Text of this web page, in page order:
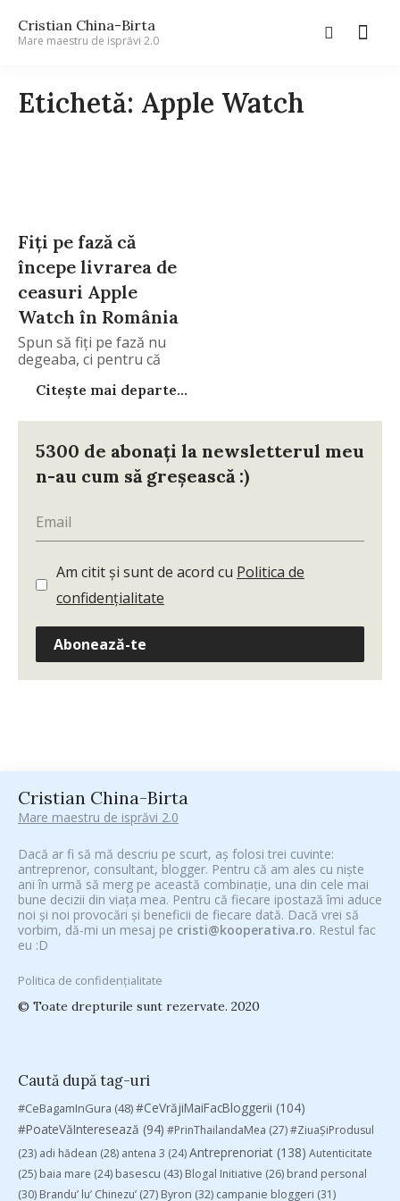
Cristian China-Birta
Mare maestru de isprăvi 2.0
Etichetă: Apple Watch
Fiți pe fază că
începe livrarea de
ceasuri Apple
Watch în România
Spun să fiți pe fază nu
degeaba, ci pentru că
Citește mai departe...
5300 de abonați la newsletterul meu
n-au cum să greșească :)
Am citit și sunt de acord cu Politica de
confidențialitate
Abonează-te
Cristian China-Birta
Mare maestru de isprăvi 2.0
Dacă ar fi să mă descriu pe scurt, aș folosi trei cuvinte:
antreprenor, consultant, blogger. Pentru că am ales cu niște
ani în urmă să merg pe această combinație, una din cele mai
bune decizii din viața mea. Pentru că fiecare ipostază îmi aduce
noi și noi provocări și beneficii de fiecare dată. Dacă vrei să
vorbim, dă-mi un mesaj pe cristi@kooperativa.ro. Restul fac
eu :D
Politica de confidențialitate
© Toate drepturile sunt rezervate. 2020
Caută după tag-uri
#CeBagamInGura (48)#CeVrăjiMaiFacBloggerii (104)
#PoateVăInteresează (94) #PrinThailandaMea (27)#ZiuaȘiProdusul
(23) adi hădean (28) antena 3 (24)Antreprenoriat (138) Autenticitate
(25) baia mare (24) basescu (43) Blogal Initiative (26) brand personal
(30) Brandu’ lu’ Chinezu’ (27) Byron (32) campanie bloggeri (31)